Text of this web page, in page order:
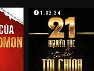
1:03:34